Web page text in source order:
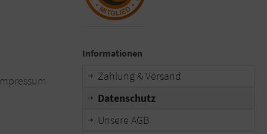
Informationen
Zahlung & Versand
Datenschutz
Unsere AGB